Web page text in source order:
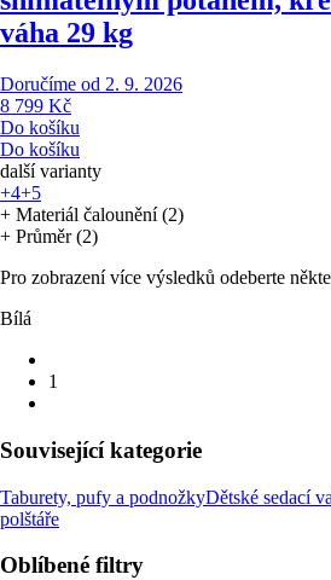
váha 29 kg
Doručíme od 2. 9. 2026
8 799 Kč
Do košíku
Do košíku
další varianty
+4+5
+ Materiál čalounění (2)
+ Průměr (2)
Pro zobrazení více výsledků odeberte
Bílá
1
Související kategorie
Taburety, pufy a podnožkyDětské sedací
polštáře
Oblíbené filtry